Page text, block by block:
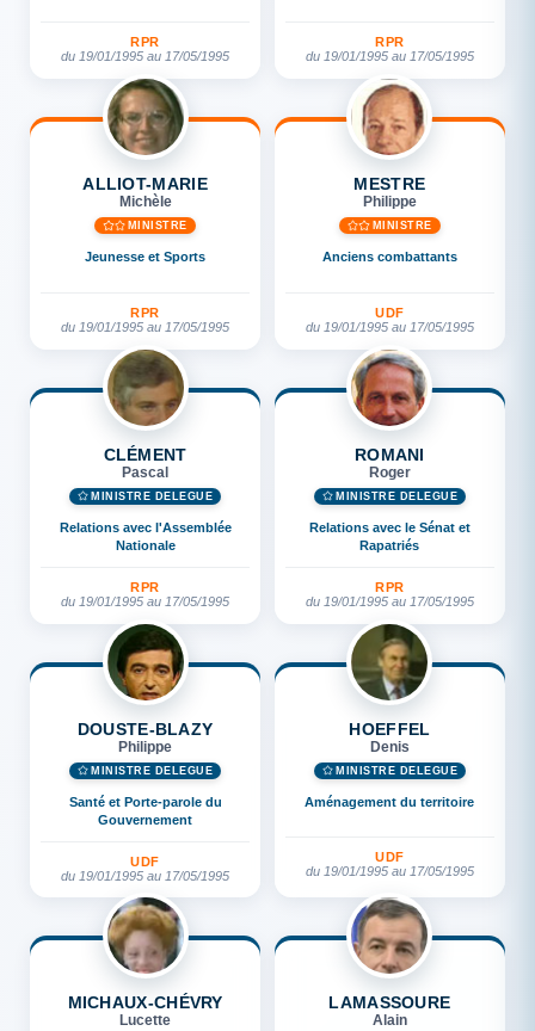
RPR
du 19/01/1995 au 17/05/1995
RPR
du 19/01/1995 au 17/05/1995
ALLIOT-MARIE
Michèle
MINISTRE
Jeunesse et Sports
RPR
du 19/01/1995 au 17/05/1995
MESTRE
Philippe
MINISTRE
Anciens combattants
UDF
du 19/01/1995 au 17/05/1995
CLÉMENT
Pascal
MINISTRE DÉLÉGUÉ
Relations avec l'Assemblée
Nationale
RPR
du 19/01/1995 au 17/05/1995
ROMANI
Roger
MINISTRE DÉLÉGUÉ
Relations avec le Sénat et
Rapatriés
RPR
du 19/01/1995 au 17/05/1995
DOUSTE-BLAZY
Philippe
MINISTRE DÉLÉGUÉ
Santé et Porte-parole du
Gouvernement
UDF
du 19/01/1995 au 17/05/1995
HOEFFEL
Denis
MINISTRE DÉLÉGUÉ
Aménagement du territoire
UDF
du 19/01/1995 au 17/05/1995
MICHAUX-CHÉVRY
Lucette
LAMASSOURE
Alain